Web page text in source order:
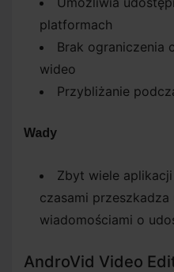
platformach
Brak ograniczenia
wideo
Przybliżanie
Wady
Zbyt wiele
czasami
wiadomościami o
AndroVid Video